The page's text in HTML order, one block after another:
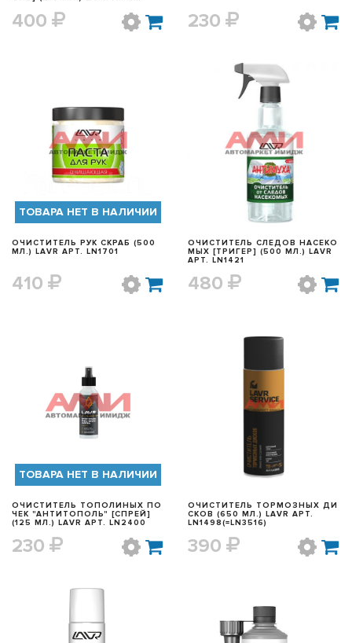
400 230
БЫСТРЫЙ ПРОСМОТР
ТОВАРА НЕТ В НАЛИЧИИ
ОЧИСТИТЕЛЬ РУК СКРАБ (500
МЛ.) LAVR АРТ. LN1701
410
БЫСТРЫЙ ПРОСМОТР
ОЧИСТИТЕЛЬ СЛЕДОВ НАСЕКО
МЫХ [ТРИГЕР] (500 МЛ.) LAVR
АРТ. LN1421
480
БЫСТРЫЙ ПРОСМОТР
ТОВАРА НЕТ В НАЛИЧИИ
ОЧИСТИТЕЛЬ ТОПОЛИНЫХ ПО
ЧЕК "АНТИТОПОЛЬ" [СПРЕЙ]
(125 МЛ.) LAVR АРТ. LN2400
230
БЫСТРЫЙ ПРОСМОТР
ОЧИСТИТЕЛЬ ТОРМОЗНЫХ ДИ
СКОВ (650 МЛ.) LAVR АРТ.
LN1498(=LN3516)
390